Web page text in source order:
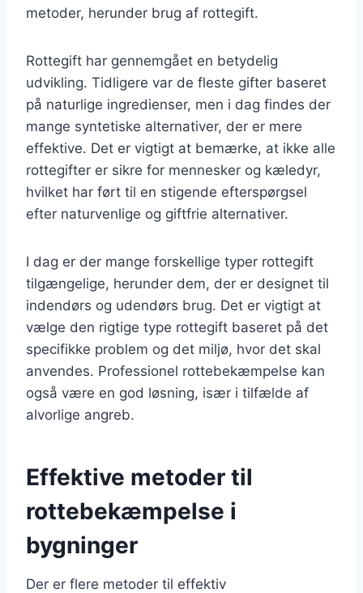
metoder, herunder brug af rottegift.
Rottegift har gennemgået en betydelig
udvikling. Tidligere var de fleste gifter baseret
på naturlige ingredienser, men i dag findes der
mange syntetiske alternativer, der er mere
effektive. Det er vigtigt at bemærke, at ikke alle
rottegifter er sikre for mennesker og kæledyr,
hvilket har ført til en stigende efterspørgsel
efter naturvenlige og giftfrie alternativer.
I dag er der mange forskellige typer rottegift
tilgængelige, herunder dem, der er designet til
indendørs og udendørs brug. Det er vigtigt at
vælge den rigtige type rottegift baseret på det
specifikke problem og det miljø, hvor det skal
anvendes. Professionel rottebekæmpelse kan
også være en god løsning, især i tilfælde af
alvorlige angreb.
Effektive metoder til
rottebekæmpelse i
bygninger
Der er flere metoder til effektiv